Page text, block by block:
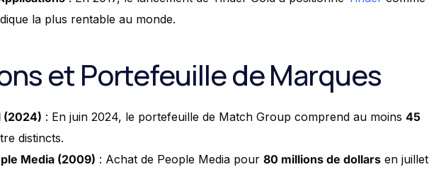
la plus rentable au monde.
et Portefeuille de Marques
(2024) : En juin 2024, le portefeuille de Match Group comprend au moins 45
distincts.
Media (2009) : Achat de People Media pour 80 millions de dollars en juillet